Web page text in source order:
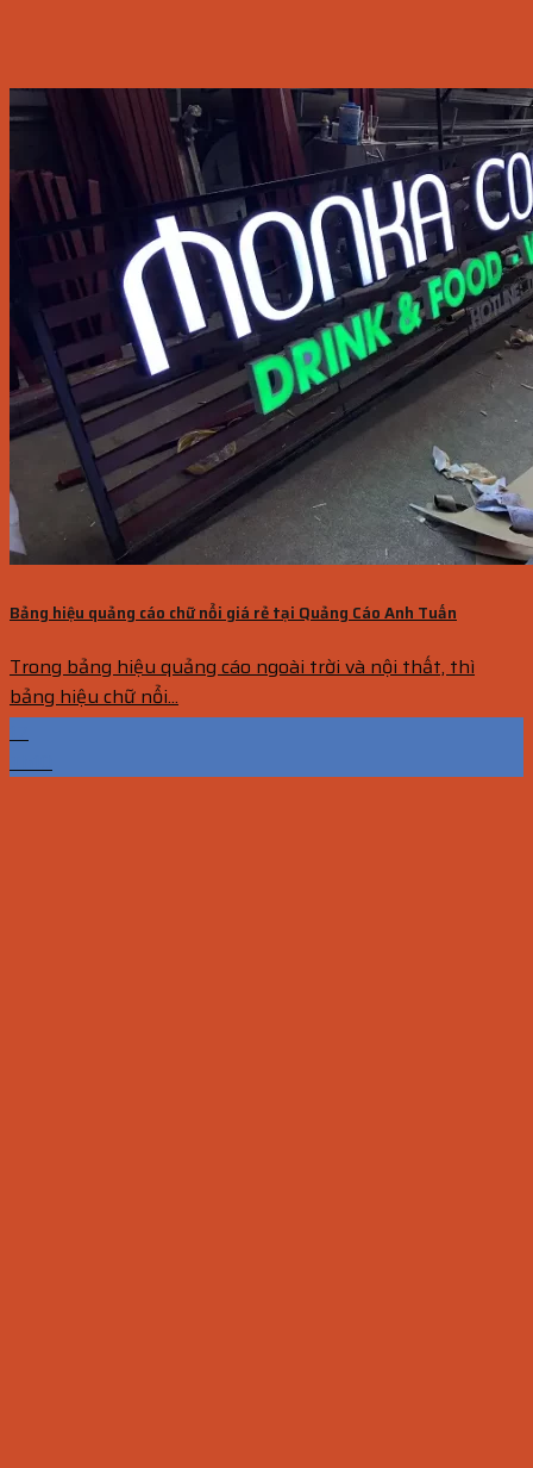
Bảng hiệu quảng cáo chữ nổi giá rẻ tại Quảng Cáo Anh Tuấn
Trong bảng hiệu quảng cáo ngoài trời và nội thất, thì
bảng hiệu chữ nổi...